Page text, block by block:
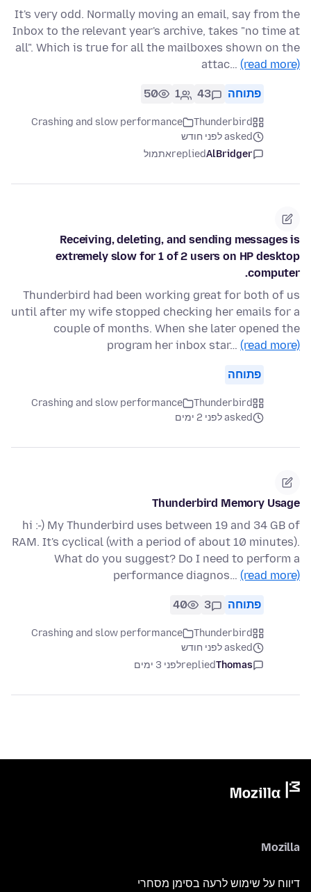
It's very odd. Normally moving an email, say from the
Inbox to the relevant year's archive, takes "no time at
all". Which is true for all the mailboxes shown on the
attac… (read more)
פתוחה 43
1
50
Thunderbird
Crashing and slow performance
asked לפני חודש
AlBridger
repliedאתמול
Receiving, deleting, and sending messages is
extremely slow for 1 of 2 users on HP desktop
computer.
Thunderbird had been working great for both of us
until after my wife stopped checking her emails for a
couple of months. When she later opened the
program her inbox star… (read more)
פתוחה
Thunderbird
Crashing and slow performance
asked לפני 2 ימים
Thunderbird Memory Usage
hi :-) My Thunderbird uses between 19 and 34 GB of
RAM. It's cyclical (with a period of about 10 minutes).
What do you suggest? Do I need to perform a
performance diagnos… (read more)
פתוחה 3
40
Thunderbird
Crashing and slow performance
asked לפני חודש
Thomas
repliedלפני 3 ימים
Mozilla
דיווח על שימוש לרעה בסימן מסחרי